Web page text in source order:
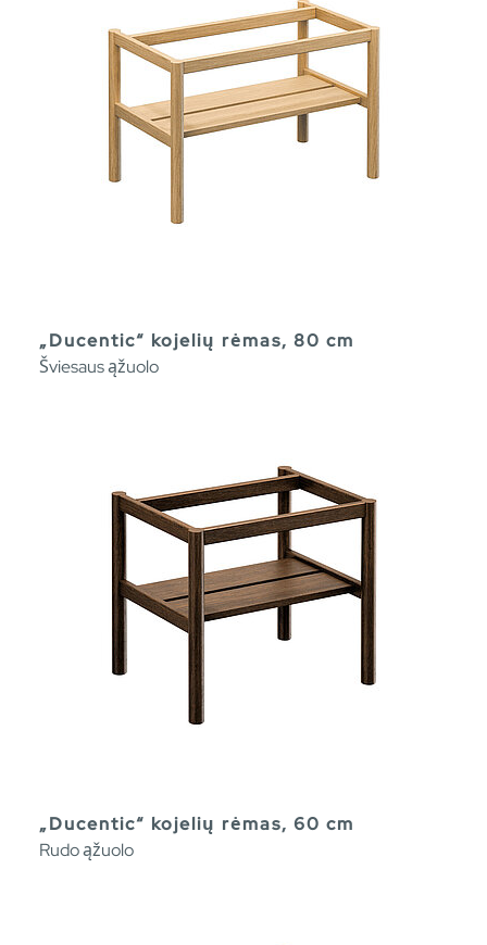
„Ducentic“ kojelių rėmas, 80 cm
Šviesaus ąžuolo
„Ducentic“ kojelių rėmas, 60 cm
Rudo ąžuolo